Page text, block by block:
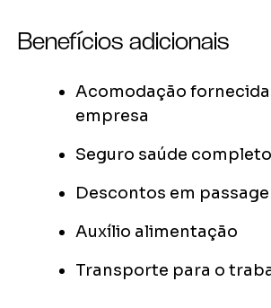
Benefícios adicionais
Acomodação
empresa
Seguro saúde completo
Descontos em
Auxílio alimentação
Transporte para o